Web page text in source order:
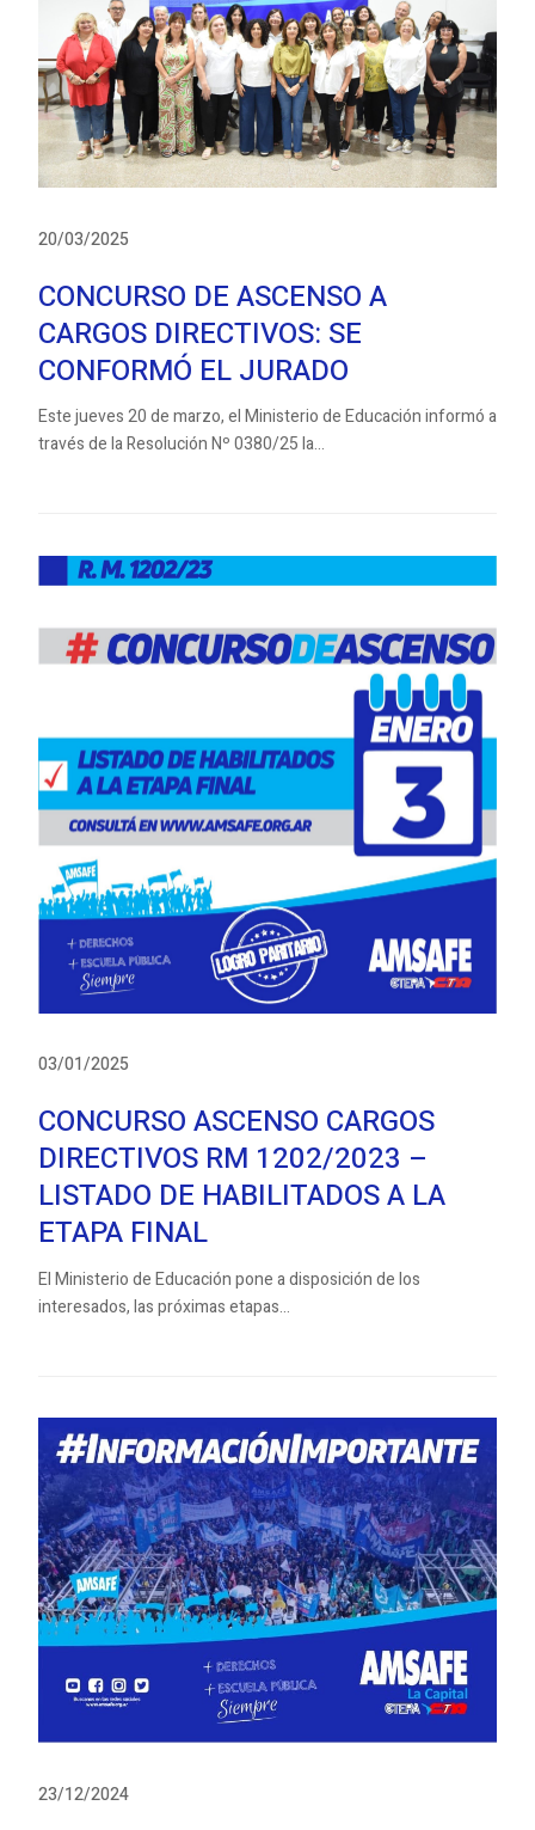
20/03/2025
CONCURSO DE ASCENSO A
CARGOS DIRECTIVOS: SE
CONFORMÓ EL JURADO
Este jueves 20 de marzo, el Ministerio de Educación informó a
través de la Resolución Nº 0380/25 la...
03/01/2025
CONCURSO ASCENSO CARGOS
DIRECTIVOS RM 1202/2023 –
LISTADO DE HABILITADOS A LA
ETAPA FINAL
El Ministerio de Educación pone a disposición de los
interesados, las próximas etapas...
23/12/2024